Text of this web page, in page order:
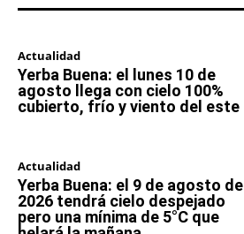
Actualidad
Yerba Buena: el lunes 10 de
agosto llega con cielo 100%
cubierto, frío y viento del este
Actualidad
Yerba Buena: el 9 de agosto de
2026 tendrá cielo despejado
pero una mínima de 5°C que